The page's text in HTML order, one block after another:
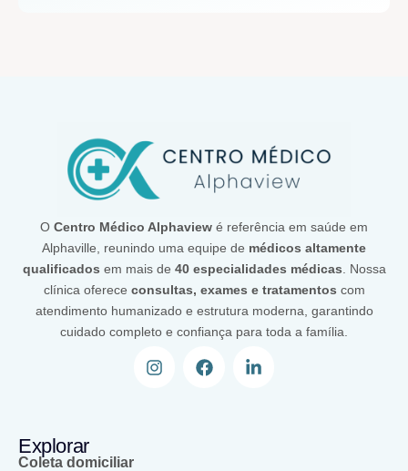
O Centro Médico Alphaview é referência em saúde em
Alphaville, reunindo uma equipe de médicos altamente
qualificados em mais de 40 especialidades médicas . Nossa
clínica oferece consultas, exames e tratamentos com
atendimento humanizado e estrutura moderna, garantindo
cuidado completo e confiança para toda a família.
Explorar
Coleta domiciliar